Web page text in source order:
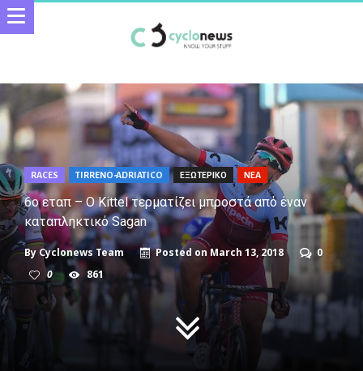
RACES TIRRENO-ADRIATICO ΕΞΩΤΕΡΙΚΟ ΝΕΑ
6o εταπ – Ο Kittel τερματίζει μπροστά από έναν
καταπληκτικό Sagan
By Cyclonews Team Posted on March 13, 2018
0
0
861